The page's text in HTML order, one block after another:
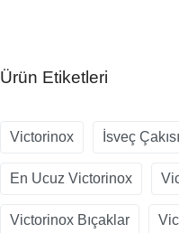
Ürün Etiketleri
Victorinox İsveç Çakısı
En Ucuz Victorinox
Victorinox Bıçaklar